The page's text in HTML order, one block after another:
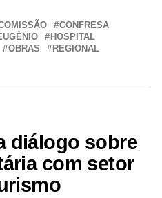
CONFRESA
HOSPITAL
OBRAS
REGIONAL
diálogo sobre
com setor